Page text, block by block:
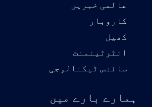
عالمی خبریں
کاروبار
کھیل
انٹرٹینمنٹ
سائنس ٹیکنالوجی
ہمارے بارے میں